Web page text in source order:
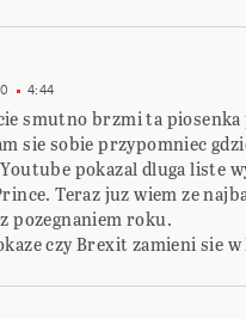
4:44
smutno brzmi ta piosenka
sie sobie przypomniec
pokazal dluga liste
Teraz juz wiem ze
pozegnaniem roku.
czy Brexit zamieni sie